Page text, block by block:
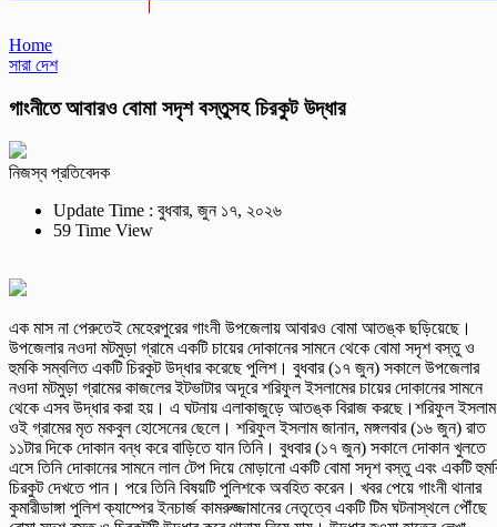
Home
সারা দেশ
গাংনীতে আবারও বোমা সদৃশ বস্তুসহ চিরকুট উদ্ধার
নিজস্ব প্রতিবেদক
Update Time : বুধবার, জুন ১৭, ২০২৬
59 Time View
এক মাস না পেরুতেই মেহেরপুরের গাংনী উপজেলায় আবারও বোমা আতঙ্ক ছড়িয়েছে।
উপজেলার নওদা মটমুড়া গ্রামে একটি চায়ের দোকানের সামনে থেকে বোমা সদৃশ বস্তু ও
হুমকি সম্বলিত একটি চিরকুট উদ্ধার করেছে পুলিশ। বুধবার (১৭ জুন) সকালে উপজেলার
নওদা মটমুড়া গ্রামের কাজলের ইটভাটার অদূরে শরিফুল ইসলামের চায়ের দোকানের সামনে
থেকে এসব উদ্ধার করা হয়। এ ঘটনায় এলাকাজুড়ে আতঙ্ক বিরাজ করছে।শরিফুল ইসলাম
ওই গ্রামের মৃত মকবুল হোসেনের ছেলে। শরিফুল ইসলাম জানান, মঙ্গলবার (১৬ জুন) রাত
১১টার দিকে দোকান বন্ধ করে বাড়িতে যান তিনি। বুধবার (১৭ জুন) সকালে দোকান খুলতে
এসে তিনি দোকানের সামনে লাল টেপ দিয়ে মোড়ানো একটি বোমা সদৃশ বস্তু এবং একটি
চিরকুট দেখতে পান। পরে তিনি বিষয়টি পুলিশকে অবহিত করেন। খবর পেয়ে গাংনী থানার
কুমারীডাঙ্গা পুলিশ ক্যাম্পের ইনচার্জ কামরুজ্জামানের নেতৃত্বে একটি টিম ঘটনাস্থলে পৌঁছে